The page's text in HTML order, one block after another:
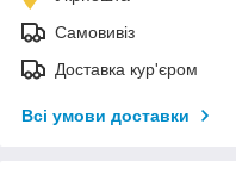
Самовивіз
Доставка кур'єром
Всі умови доставки